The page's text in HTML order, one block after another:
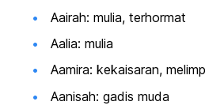
Aairah: mulia, terhormat
Aalia: mulia
Aamira: kekaisaran,
Aanisah: gadis muda